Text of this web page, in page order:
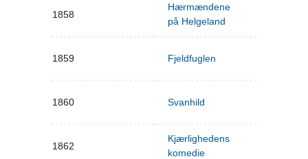
1858
Hærmændene
på Helgeland
1859 Fjeldfuglen
1860 Svanhild
1862
Kjærlighedens
komedie